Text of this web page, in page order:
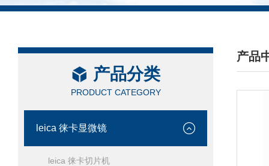
产品分类
PRODUCT CATEGORY
leica 徕卡显微镜
leica 徕卡切片机
产品
/